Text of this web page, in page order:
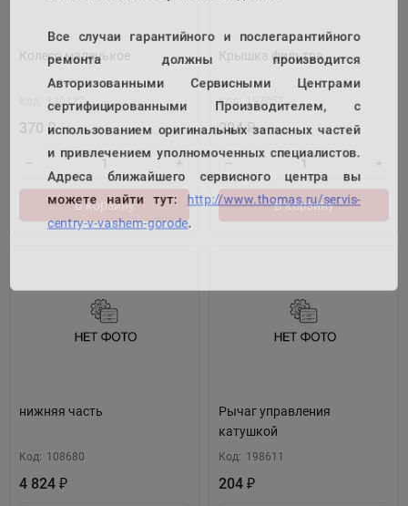
Все случаи гарантийного и послегарантийного
ремонта должны производится
Авторизованными Сервисными Центрами
сертифицированными Производителем, с
использованием оригинальных запасных частей
Адреса ближайшего сервисного центра вы
можете найти тут:http://www.thomas.ru/servis-
centry-v-vashem-gorode
Колесо маленькое
130122
370 ₽
В корзину
Крышка фильтра
Код: 197057
204₽
В корзину
нижняя часть
Код: 108680
4 824 ₽
Рычаг управления
катушкой
Код: 198611
204 ₽